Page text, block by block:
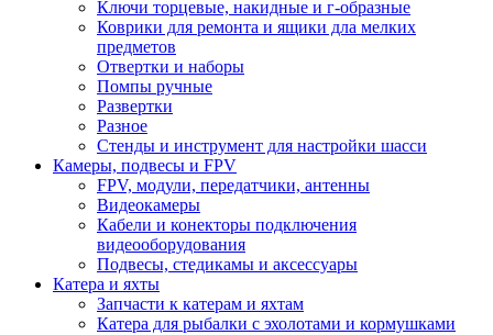
Ключи торцевые, накидные и г-образные
Коврики для ремонта и ящики дла мелких
предметов
Отвертки и наборы
Помпы ручные
Развертки
Разное
Стенды и инструмент для настройки шасси
Камеры, подвесы и FPV
FPV, модули, передатчики, антенны
Видеокамеры
Кабели и конекторы подключения
видеооборудования
Подвесы, стедикамы и аксессуары
Катера и яхты
Запчасти к катерам и яхтам
Катера для рыбалки с эхолотами и кормушками